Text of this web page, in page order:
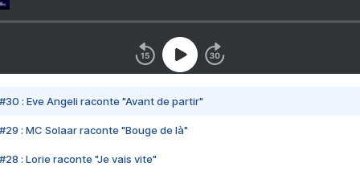
#30 : Eve Angeli raconte "Avant de partir"
#29 : MC Solaar raconte "Bouge de là"
#28 : Lorie raconte "Je vais vite"